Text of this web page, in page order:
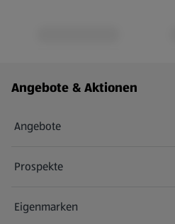
Fußzeilenmenü - weitere Links
Angebote & Aktionen
Angebote
Prospekte
Eigenmarken